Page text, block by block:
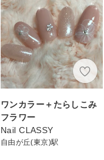
ワンカラー＋たらしこみ
フラワー
Nail CLASSY
自由が丘(東京)駅